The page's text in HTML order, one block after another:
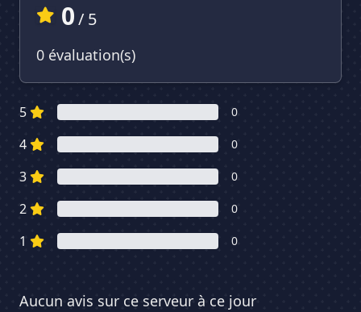
0/ 5
0 évaluation(s)
5 0
4 0
3 0
2 0
1 0
Aucun avis sur ce serveur à ce jour